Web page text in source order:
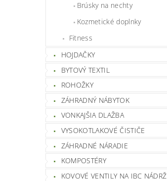
Brúsky na nechty
Kozmetické doplnky
Fitness
HOJDAČKY
BYTOVÝ TEXTIL
ROHOŽKY
ZÁHRADNÝ NÁBYTOK
VONKAJŠIA DLAŽBA
VYSOKOTLAKOVÉ ČISTIČE
ZÁHRADNÉ NÁRADIE
KOMPOSTÉRY
KOVOVÉ VENTILY NA IBC NÁDRŽ